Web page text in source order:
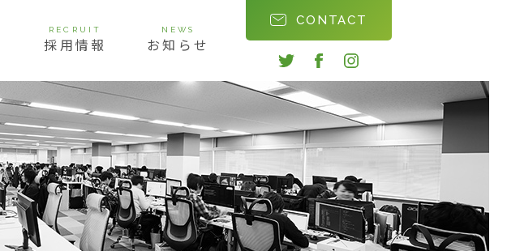
会社概要 会社沿革
RECRUIT
採用情報
NEWS
お知らせ
CONTACT
twitterfacebookinstagram